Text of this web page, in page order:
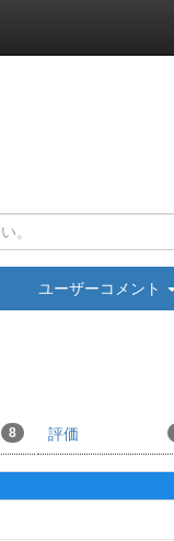
ユーザーコメント
8 評価